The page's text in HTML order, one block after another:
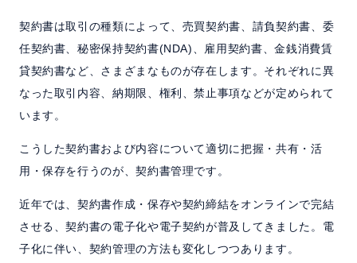
契約書は取引の種類によって、売買契約書、請負契約書、委
任契約書、秘密保持契約書(NDA)、雇用契約書、金銭消費賃
貸契約書など、さまざまなものが存在します。それぞれに異
なった取引内容、納期限、権利、禁止事項などが定められて
います。
こうした契約書および内容について適切に把握・共有・活
用・保存を行うのが、契約書管理です。
近年では、契約書作成・保存や契約締結をオンラインで完結
させる、契約書の電子化や電子契約が普及してきました。電
子化に伴い、契約管理の方法も変化しつつあります。